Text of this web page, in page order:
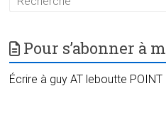
Pour s’abonner à
Écrire à guy AT leboutte POINT